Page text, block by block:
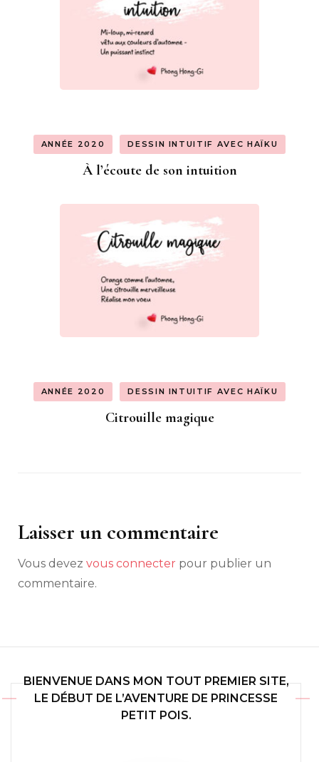
ANNÉE 2020 DESSIN INTUITIF AVEC HAÏKU
À l’écoute de son intuition
ANNÉE 2020 DESSIN INTUITIF AVEC HAÏKU
Citrouille magique
Laisser un commentaire
Vous devez vous connecter pour publier un
commentaire.
BIENVENUE DANS MON TOUT PREMIER SITE,
LE DÉBUT DE L’AVENTURE DE PRINCESSE
PETIT POIS.